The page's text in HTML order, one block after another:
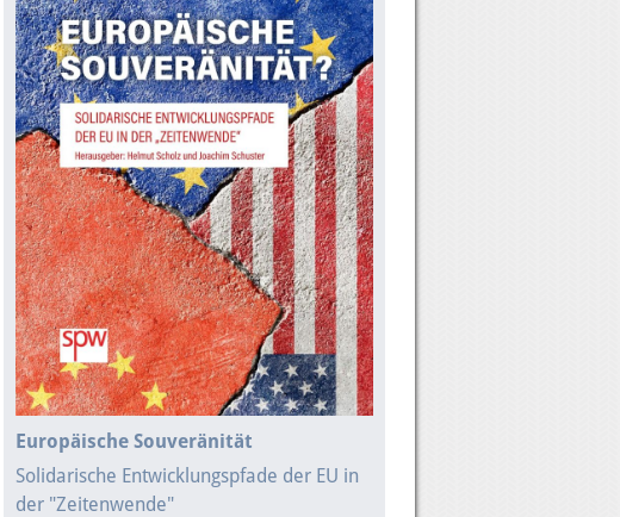
Europäische Souveränität
Solidarische Entwicklungspfade der EU in
der "Zeitenwende"